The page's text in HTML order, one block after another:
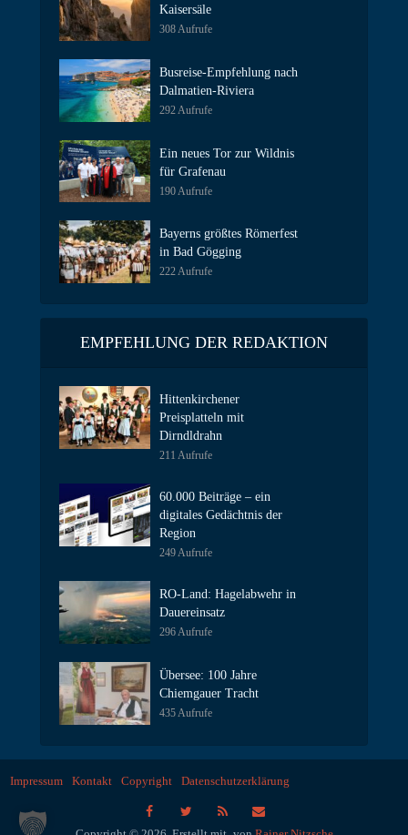
Kaisersäle
308 Aufrufe
Busreise-Empfehlung nach
Dalmatien-Riviera
292 Aufrufe
Ein neues Tor zur Wildnis
für Grafenau
190 Aufrufe
Bayerns größtes Römerfest
in Bad Gögging
222 Aufrufe
EMPFEHLUNG DER REDAKTION
Hittenkirchener
Preisplatteln mit
Dirndldrahn
211 Aufrufe
60.000 Beiträge – ein
digitales Gedächtnis der
Region
249 Aufrufe
RO-Land: Hagelabwehr in
Dauereinsatz
296 Aufrufe
Übersee: 100 Jahre
Chiemgauer Tracht
435 Aufrufe
Impressum Kontakt Copyright Datenschutzerklärung